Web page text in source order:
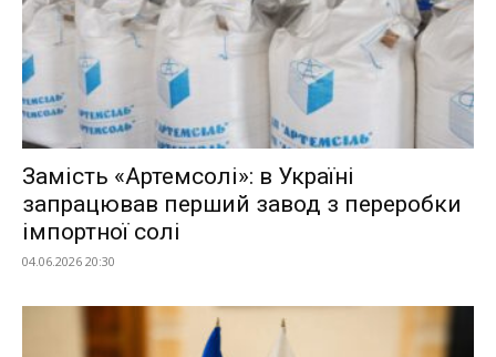
Замість «Артемсолі»: в Україні
запрацював перший завод з переробки
імпортної солі
04.06.2026 20:30